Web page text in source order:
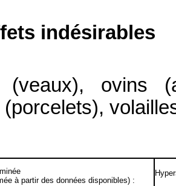
indésirables
(veaux), ovins
(porcelets),
à partir des données disponibles) :